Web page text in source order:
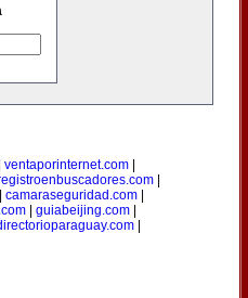
ventaporinternet.com
camaraseguridad.com|
| guiabeijing.com|
|